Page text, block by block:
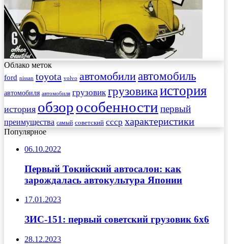
Облако меток
ford nissan toyota volvo автомобилиавтомобиль
автомобиля автомобиля грузовик грузовикаистория
история обзорособенности первый
преимущества самый советский ссср характеристики
Популярное
06.10.2022
Первый Токийский автосалон: как
зарождалась автокультура Японии
17.01.2023
ЗИС-151: первый советский грузовик 6х6
28.12.2023